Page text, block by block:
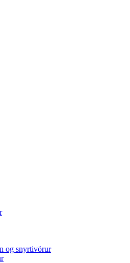
og snyrtivörur